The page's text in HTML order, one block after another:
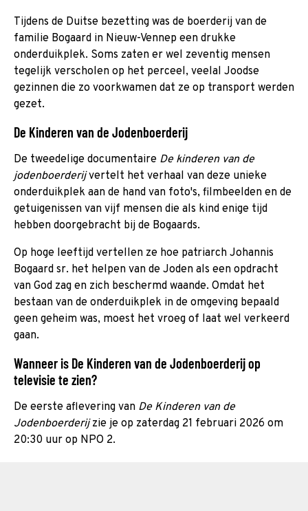
Tijdens de Duitse bezetting was de boerderij van de
familie Bogaard in Nieuw-Vennep een drukke
onderduikplek. Soms zaten er wel zeventig mensen
tegelijk verscholen op het perceel, veelal Joodse
gezinnen die zo voorkwamen dat ze op transport werden
gezet.
De Kinderen van de Jodenboerderij
De tweedelige documentaire De kinderen van de
jodenboerderijvertelt het verhaal van deze unieke
onderduikplek aan de hand van foto's, filmbeelden en de
getuigenissen van vijf mensen die als kind enige tijd
hebben doorgebracht bij de Bogaards.
Op hoge leeftijd vertellen ze hoe patriarch Johannis
Bogaard sr. het helpen van de Joden als een opdracht
van God zag en zich beschermd waande. Omdat het
bestaan van de onderduikplek in de omgeving bepaald
geen geheim was, moest het vroeg of laat wel verkeerd
gaan.
Wanneer is De Kinderen van de Jodenboerderij op
televisie te zien?
De eerste aflevering van De Kinderen van de
Jodenboerderijzie je op zaterdag 21 februari 2026 om
20:30 uur op NPO 2.